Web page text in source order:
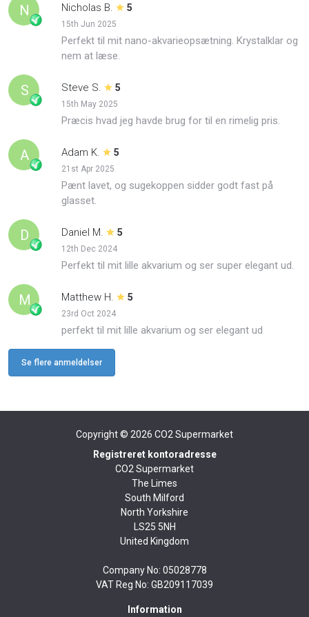
N Nicholas B. 5
15th Jun 2025
Perfekt til mit nano-akvarieopsætning. Krystalklar og
nem at læse.
S Steve S. 5
15th May 2025
Præcis hvad jeg havde brug for til en rimelig pris.
A Adam K. 5
21st Apr 2025
Pænt lavet, og sugekoppen sidder godt fast på
glasset.
D Daniel M. 5
12th Dec 2024
Perfekt til mit lille akvarium og ser super elegant ud.
M Matthew H. 5
23rd Oct 2024
perfekt til mit lille akvarium og ser elegant ud
Se flere anmeldelser
Copyright © 2026 CO2 Supermarket
Registreret kontoradresse
CO2 Supermarket
The Limes
South Milford
North Yorkshire
LS25 5NH
United Kingdom
Company No: 05028778
VAT Reg No: GB209117039
Information